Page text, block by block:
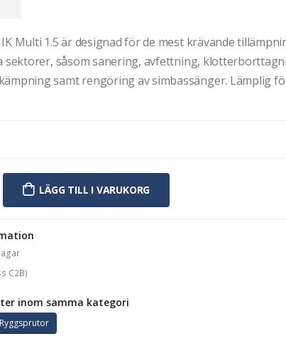
Multi 1.5 är designad för de mest krävande
sektorer, såsom sanering, avfettning,
samt rengöring av simbassänger. Lämplig
LÄGG TILL I VARUKORG
C2B)
inom samma kategori